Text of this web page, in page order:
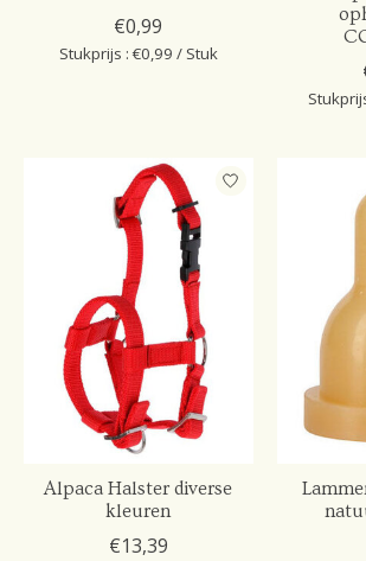
€0,99
Stukprijs : €0,99 / Stuk
Alpaca Halster diverse
kleuren
€13,39